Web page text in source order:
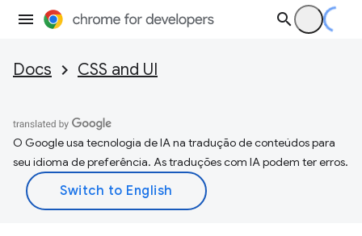
Docs CSS and UI
O Google usa tecnologia de IA na tradução de conteúdos para
seu idioma de preferência. As traduções com IA podem ter erros.